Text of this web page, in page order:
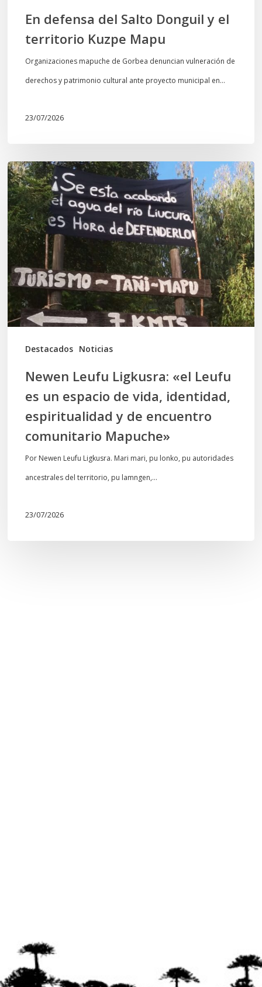
En defensa del Salto Donguil y el
territorio Kuzpe Mapu
Organizaciones mapuche de Gorbea denuncian vulneración de
derechos y patrimonio cultural ante proyecto municipal en…
23/07/2026
Destacados Noticias
Newen
Leufu
Ligkusra:
«el
Leufu
es
un
espacio
de
vida,
espiritualidad
encuentro
comunitario
Mapuche»
Newen Leufu Ligkusra: «el Leufu
es un espacio de vida, identidad,
espiritualidad y de encuentro
comunitario Mapuche»
Por Newen Leufu Ligkusra. Mari mari, pu lonko, pu autoridades
ancestrales del territorio, pu lamngen,…
23/07/2026